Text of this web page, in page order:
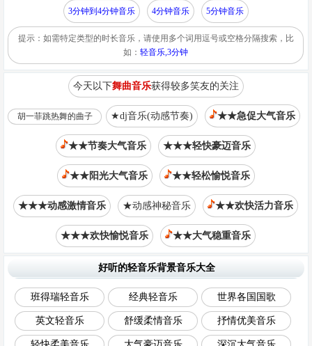
3分钟到4分钟音乐 4分钟音乐 5分钟音乐
提示：如需特定类型的时长音乐，请使用多个词用逗号或空格分隔搜索，比
如：轻音乐,3分钟
今天以下舞曲音乐获得较多笑友的关注
胡一菲跳热舞的曲子 ★dj音乐(动感节奏) ★★急促大气音乐
★★节奏大气音乐 ★★★轻快豪迈音乐
★★阳光大气音乐 ★★轻松愉悦音乐
★★★动感激情音乐 ★动感神秘音乐 ★★欢快活力音乐
★★★欢快愉悦音乐 ★★大气稳重音乐
好听的轻音乐背景音乐大全
班得瑞轻音乐 经典轻音乐 世界各国国歌
英文轻音乐 舒缓柔情音乐 抒情优美音乐